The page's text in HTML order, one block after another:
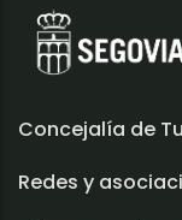
Concejalía de
Redes y